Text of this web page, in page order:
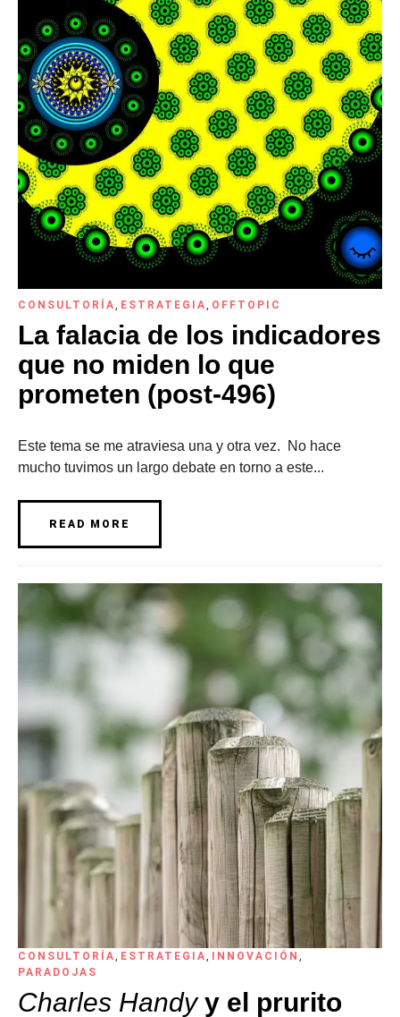
CONSULTORÍA, ESTRATEGIA, OFFTOPIC
La falacia de los indicadores
que no miden lo que
prometen (post-496)
Este tema se me atraviesa una y otra vez. No hace
mucho tuvimos un largo debate en torno a este...
READ MORE
CONSULTORÍA, ESTRATEGIA, INNOVACIÓN ,
PARADOJAS
Charles Handyy el prurito